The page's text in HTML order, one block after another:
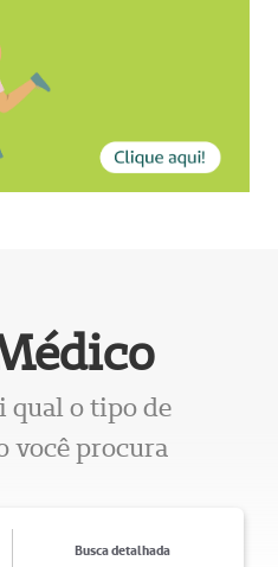
qual o tipo de
você procura
Busca detalhada